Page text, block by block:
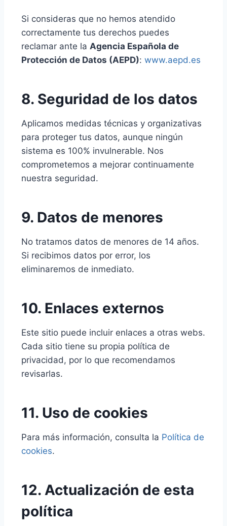
Si consideras que no hemos atendido
correctamente tus derechos puedes
reclamar ante la Agencia Española de
Protección de Datos (AEPD): www.aepd.es
8. Seguridad de los datos
Aplicamos medidas técnicas y organizativas
para proteger tus datos, aunque ningún
sistema es 100% invulnerable. Nos
comprometemos a mejorar continuamente
nuestra seguridad.
9. Datos de menores
No tratamos datos de menores de 14 años.
Si recibimos datos por error, los
eliminaremos de inmediato.
10. Enlaces externos
Este sitio puede incluir enlaces a otras webs.
Cada sitio tiene su propia política de
privacidad, por lo que recomendamos
revisarlas.
11. Uso de cookies
Para más información, consulta la Política de
cookies.
12. Actualización de esta
política